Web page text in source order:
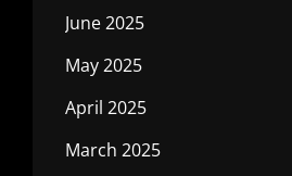
June 2025
May 2025
April 2025
March 2025